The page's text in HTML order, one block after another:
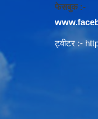
फेसबुक :-
ट्वीटर :-